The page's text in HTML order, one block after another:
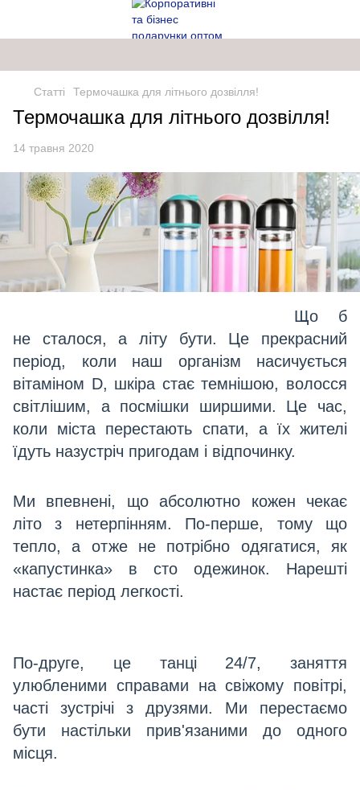
Статті Термочашка для літнього дозвілля!
Термочашка для літнього дозвілля!
14 травня 2020
Що б
не сталося, а літу бути. Це прекрасний
період, коли наш організм насичується
вітаміном D, шкіра стає темнішою, волосся
світлішим, а посмішки ширшими. Це час,
коли міста перестають спати, а їх жителі
їдуть назустріч пригодам і відпочинку.
Ми впевнені, що абсолютно кожен чекає
літо з нетерпінням. По-перше, тому що
тепло, а отже не потрібно одягатися, як
«капустинка» в сто одежинок. Нарешті
настає період легкості.
По-друге, це танці 24/7, заняття
улюбленими справами на свіжому повітрі,
часті зустрічі з друзями. Ми перестаємо
бути настільки прив'язаними до одного
місця.